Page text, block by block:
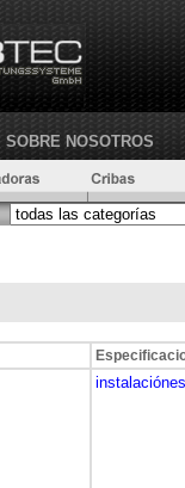
SOBRE NOSOTROS